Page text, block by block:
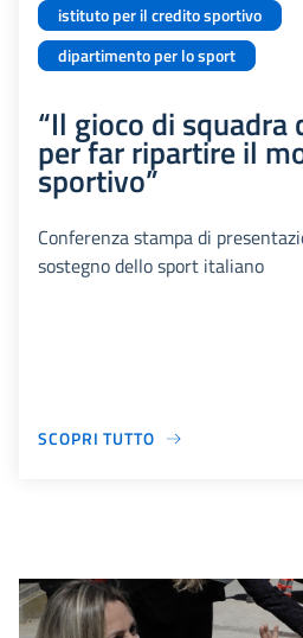
istituto per il credito sportivo
dipartimento per lo sport
“Il gioco di squadra
per far ripartire il
sportivo”
Conferenza stampa di
sostegno dello sport italiano
SCOPRI TUTTO